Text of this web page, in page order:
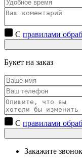
С правилами
Букет на заказ
С правилами
Закажите звонок